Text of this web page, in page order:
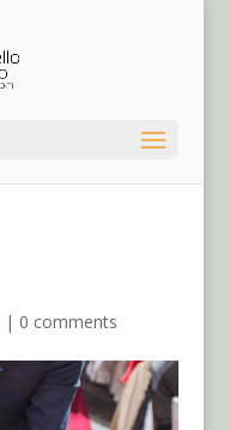
| 0 comments